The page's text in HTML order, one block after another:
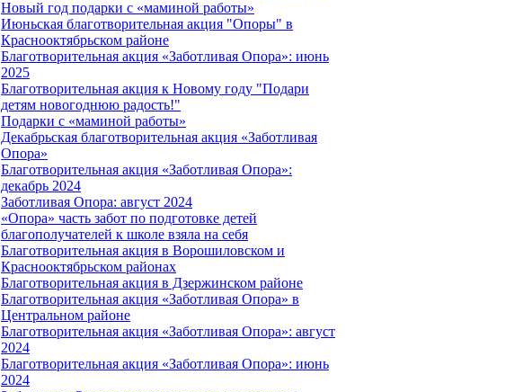
Новый год подарки с «маминой работы»
Июньская благотворительная акция "Опоры" в
Краснооктябрьском районе
Благотворительная акция «Заботливая Опора»: июнь
2025
Благотворительная акция к Новому году "Подари
детям новогоднюю радость!"
Подарки с «маминой работы»
Декабрьская благотворительная акция «Заботливая
Опора»
Благотворительная акция «Заботливая Опора»:
декабрь 2024
Заботливая Опора: август 2024
«Опора» часть забот по подготовке детей
благополучателей к школе взяла на себя
Благотворительная акция в Ворошиловском и
Краснооктябрьском районах
Благотворительная акция в Дзержинском районе
Благотворительная акция «Заботливая Опора» в
Центральном районе
Благотворительная акция «Заботливая Опора»: август
2024
Благотворительная акция «Заботливая Опора»: июнь
2024